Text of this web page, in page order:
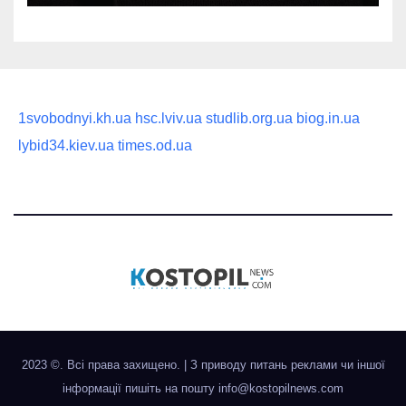
1svobodnyi.kh.ua hsc.lviv.ua studlib.org.ua biog.in.ua
lybid34.kiev.ua times.od.ua
2023 ©. Всі права захищено.
З приводу питань реклами чи іншої
інформації пишіть на пошту info@kostopilnews.com